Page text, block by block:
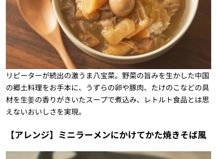
リピーターが続出の激うま八宝菜。野菜の旨みを生かした中国
の郷土料理をお手本に、うずらの卵や豚肉、たけのこなどの具
材を生姜の香りがきいたスープで煮込み、レトルト食品とは思
えないおいしさを実現。
【アレンジ】ミニラーメンにかけてかた焼きそば風